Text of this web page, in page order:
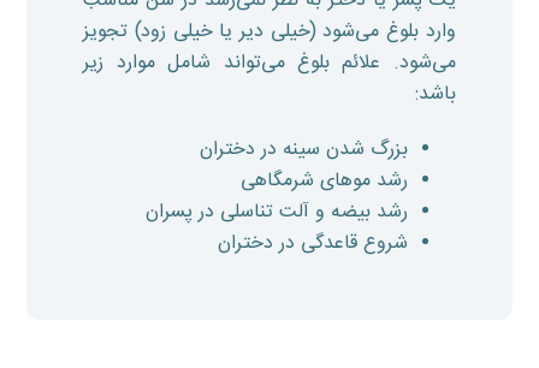
وارد بلوغ می‌شود (خیلی دیر یا خیلی زود) تجویز
می‌شود. علائم بلوغ می‌تواند شامل موارد زیر
باشد:
بزرگ شدن سینه در دختران
رشد موهای شرمگاهی
رشد بیضه و آلت تناسلی در پسران
شروع قاعدگی در دختران